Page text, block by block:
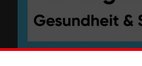
Tel: 0355 - 729 902 22